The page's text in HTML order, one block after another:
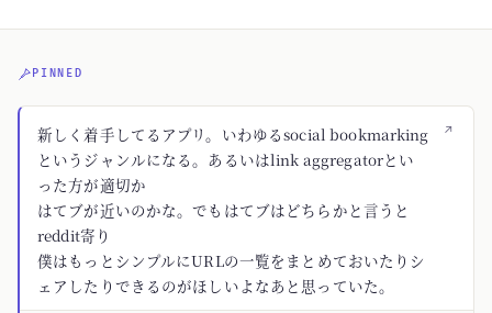
PINNED
↗
新しく着手してるアプリ。いわゆるsocial bookmarking
というジャンルになる。あるいはlink aggregatorとい
った方が適切か
はてブが近いのかな。でもはてブはどちらかと言うと
reddit寄り
僕はもっとシンプルにURLの一覧をまとめておいたりシ
ェアしたりできるのがほしいよなあと思っていた。